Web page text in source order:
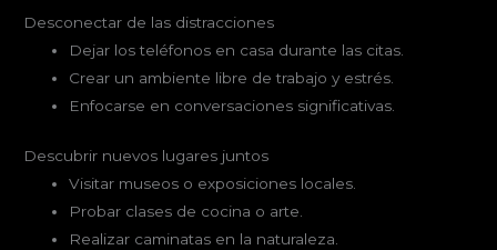
Desconectar de las distracciones
Dejar los teléfonos en casa durante las citas.
Crear un ambiente libre de trabajo y estrés.
Enfocarse en conversaciones significativas.
Descubrir nuevos lugares juntos
Visitar museos o exposiciones locales.
Probar clases de cocina o arte.
Realizar caminatas en la naturaleza.